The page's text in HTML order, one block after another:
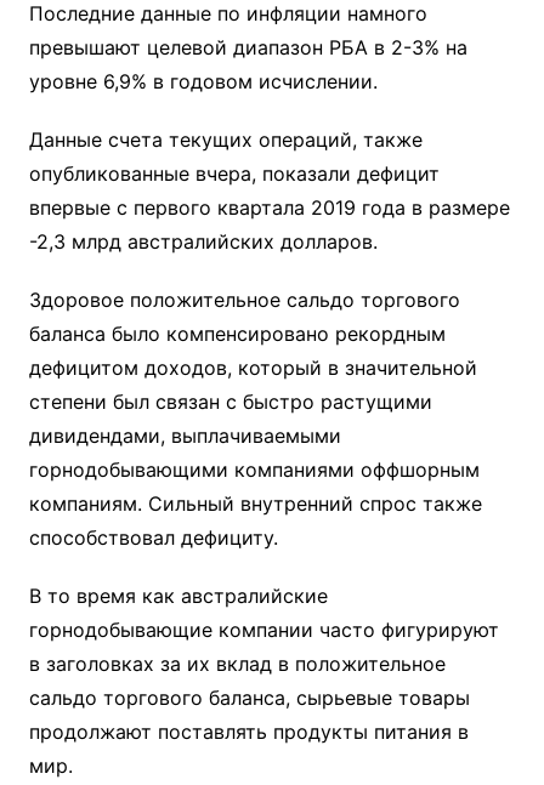
Последние данные по инфляции намного
превышают целевой диапазон РБА в 2-3% на
уровне 6,9% в годовом исчислении.
Данные счета текущих операций, также
опубликованные вчера, показали дефицит
впервые с первого квартала 2019 года в размере
-2,3 млрд австралийских долларов.
Здоровое положительное сальдо торгового
баланса было компенсировано рекордным
дефицитом доходов, который в значительной
степени был связан с быстро растущими
дивидендами, выплачиваемыми
горнодобывающими компаниями оффшорным
компаниям. Сильный внутренний спрос также
способствовал дефициту.
В то время как австралийские
горнодобывающие компании часто фигурируют
в заголовках за их вклад в положительное
сальдо торгового баланса, сырьевые товары
продолжают поставлять продукты питания в
мир.